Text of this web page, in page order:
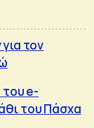
τον
του e-
του Πάσχα